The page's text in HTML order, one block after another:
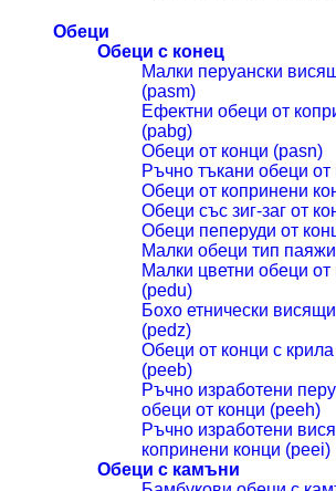
Обеци
Обеци с конец
Малки перуански
(pasm)
Ефектни обеци от
(pabg)
Обеци от конци (pasn)
Ръчно тъкани обеци от
Обеци от копринени
Обеци със зиг-заг от
Обеци пеперуди от
Малки обеци тип
Малки цветни обеци
(pedu)
Бохо етнически
(pedz)
Обеци от конци с
(peeb)
Ръчно изработени
обеци от конци (peeh)
Ръчно изработени
копринени конци (peei)
Обеци с камъни